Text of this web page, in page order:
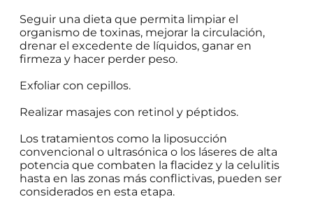
Seguir una dieta que permita limpiar el
organismo de toxinas, mejorar la circulación,
drenar el excedente de líquidos, ganar en
firmeza y hacer perder peso.
Exfoliar con cepillos.
Realizar masajes con retinol y péptidos.
Los tratamientos como la liposucción
convencional o ultrasónica o los láseres de alta
potencia que combaten la flacidez y la celulitis
hasta en las zonas más conflictivas, pueden ser
considerados en esta etapa.